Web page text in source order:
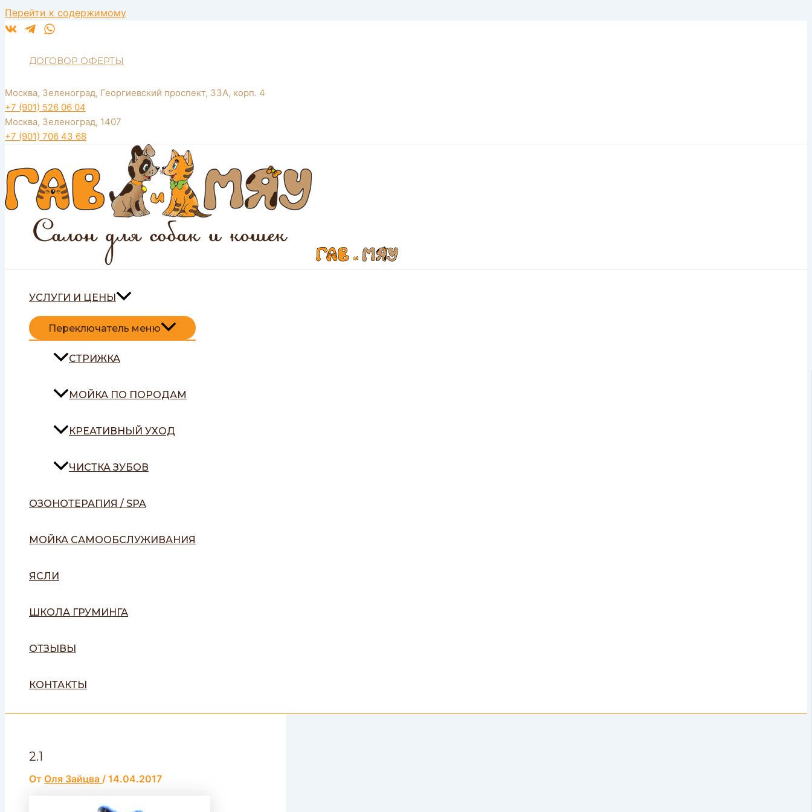
Перейти к содержимому
ДОГОВОР ОФЕРТЫ
Москва, Зеленоград, Георгиевский проспект, 33А, корп. 4
+7 (901) 526 06 04
Москва, Зеленоград, 1407
+7 (901) 706 43 68
УСЛУГИ И ЦЕНЫ
Переключатель меню
СТРИЖКА
МОЙКА ПО ПОРОДАМ
КРЕАТИВНЫЙ УХОД
ЧИСТКА ЗУБОВ
ОЗОНОТЕРАПИЯ / SPA
МОЙКА САМООБСЛУЖИВАНИЯ
ЯСЛИ
ШКОЛА ГРУМИНГА
ОТЗЫВЫ
КОНТАКТЫ
2.1
От Оля Зайцва / 14.04.2017